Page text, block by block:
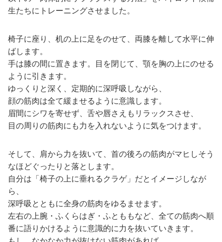
生たちにトレーニングさせました。
椅子に座り、机の上に足をのせて、両膝を離して水平に伸
ばします。
手は膝の間に置きます。目を閉じて、顎を胸の上にのせる
ように引きます。
ゆっくりと深く、定期的に深呼吸しながら、
顔の筋肉は全て緩ませるように意識します。
眉間にシワを寄せず、舌や唇さえもリラックスさせ、
目の周りの筋肉にも力を入れないように気をつけます。
そして、肩から力を抜いて、首の後ろの筋肉がマヒしそう
なほどぐったりと落とします。
自分は「椅子の上に垂れるクラゲ」だとイメージしなが
ら、
深呼吸とともに全身の筋肉をゆるませます。
左右の上腕・ふくらはぎ・ふとももなど、全ての筋肉へ順
番に語りかけるように意識的に力を抜いていきます。